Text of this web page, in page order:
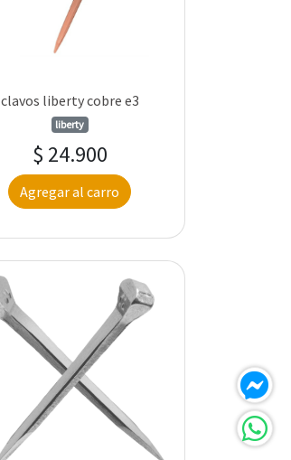
clavos liberty cobre e3
liberty
$ 24.900
Agregar al carro